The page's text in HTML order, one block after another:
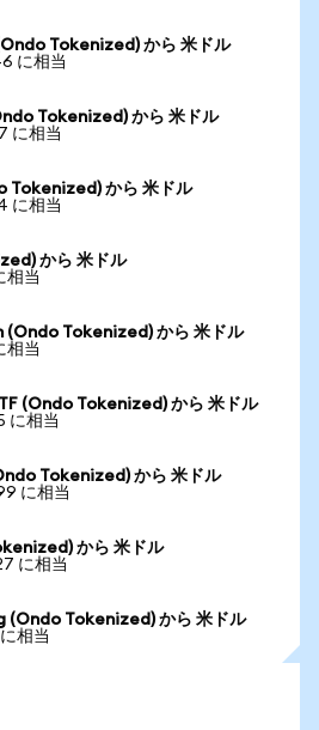
Tokenized) から 米ドル
に相当
Tokenized) から 米ドル
に相当
Tokenized) から 米ドル
に相当
から 米ドル
相当
Tokenized) から 米ドル
相当
(Ondo Tokenized) から 米ドル
に相当
Tokenized) から 米ドル
に相当
から 米ドル
に相当
Tokenized) から 米ドル
相当